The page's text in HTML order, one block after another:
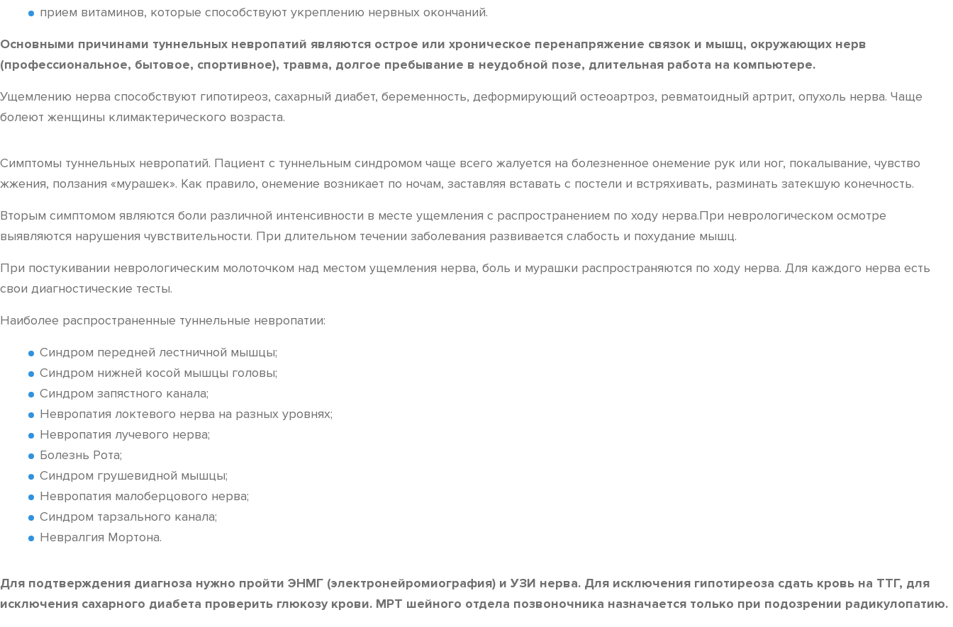
прием витаминов, которые способствуют укреплению нервных окончаний.
Основными причинами туннельных невропатий являются острое или хроническое перенапряжение связок и мышц, окружающих нерв
(профессиональное, бытовое, спортивное), травма, долгое пребывание в неудобной позе, длительная работа на компьютере.
Ущемлению нерва способствуют гипотиреоз, сахарный диабет, беременность, деформирующий остеоартроз, ревматоидный артрит, опухоль нерва. Чаще
болеют женщины климактерического возраста.
Симптомы туннельных невропатий. Пациент с туннельным синдромом чаще всего жалуется на болезненное онемение рук или ног, покалывание, чувство
жжения, ползания «мурашек». Как правило, онемение возникает по ночам, заставляя вставать с постели и встряхивать, разминать затекшую конечность.
Вторым симптомом являются боли различной интенсивности в месте ущемления с распространением по ходу нерва.При неврологическом осмотре
выявляются нарушения чувствительности. При длительном течении заболевания развивается слабость и похудание мышц.
При постукивании неврологическим молоточком над местом ущемления нерва, боль и мурашки распространяются по ходу нерва. Для каждого нерва есть
свои диагностические тесты.
Наиболее распространенные туннельные невропатии:
Синдром передней лестничной мышцы;
Синдром нижней косой мышцы головы;
Синдром запястного канала;
Невропатия локтевого нерва на разных уровнях;
Невропатия лучевого нерва;
Болезнь Рота;
Синдром грушевидной мышцы;
Невропатия малоберцового нерва;
Синдром тарзального канала;
Невралгия Мортона.
Для подтверждения диагноза нужно пройти ЭНМГ (электронейромиография) и УЗИ нерва. Для исключения гипотиреоза сдать кровь на ТТГ, для
исключения сахарного диабета проверить глюкозу крови. МРТ шейного отдела позвоночника назначается только при подозрении радикулопатию.